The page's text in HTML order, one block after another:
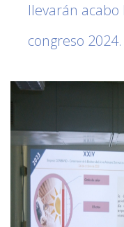
llevarán acabo
congreso 2024.